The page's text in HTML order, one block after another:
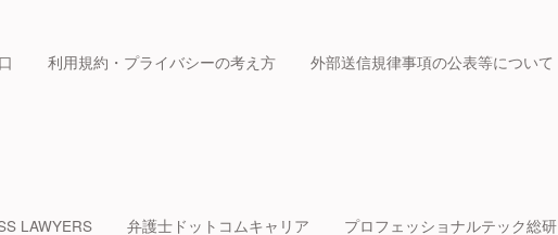
利用規約・プライバシーの考え方 外部送信規律事項の公表等について
LAWYERS 弁護士ドットコムキャリア プロフェッショナルテック総研